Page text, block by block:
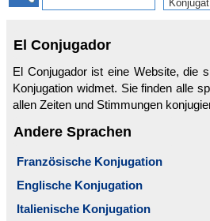
El Conjugador
El Conjugador ist eine Website, die
Konjugation widmet. Sie finden alle
allen Zeiten und Stimmungen
Andere Sprachen
Französische Konjugation
Englische Konjugation
Italienische Konjugation